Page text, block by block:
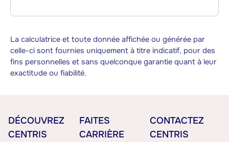
La calculatrice et toute donnée affichée ou générée par
celle-ci sont fournies uniquement à titre indicatif, pour des
fins personnelles et sans quelconque garantie quant à leur
exactitude ou fiabilité.
DÉCOUVREZ
CENTRIS
FAITES
CARRIÈRE
CONTACTEZ
CENTRIS